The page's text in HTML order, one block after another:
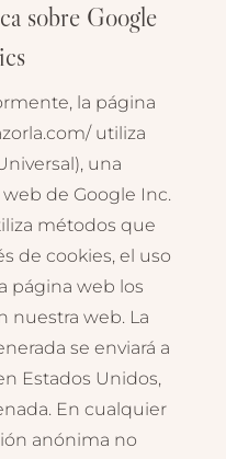
sobre Google
la página
utiliza
una
de Google Inc.
métodos que
de cookies, el uso
página web los
nuestra web. La
se enviará a
Estados Unidos,
En cualquier
anónima no